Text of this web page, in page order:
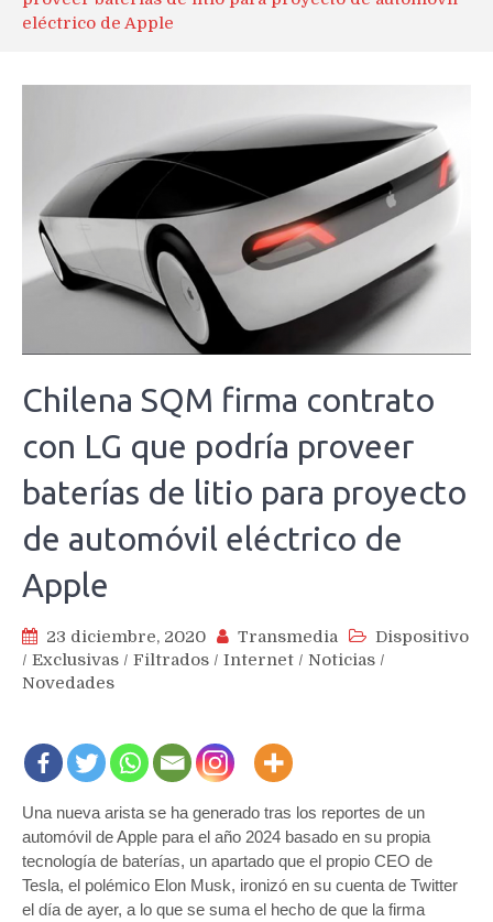
eléctrico de Apple
Chilena SQM firma contrato
con LG que podría proveer
baterías de litio para proyecto
de automóvil eléctrico de
Apple
23 diciembre, 2020 Transmedia
Dispositivo
/ Exclusivas / Filtrados / Internet / Noticias /
Novedades
Una nueva arista se ha generado tras los reportes de un
automóvil de Apple para el año 2024 basado en su propia
tecnología de baterías, un apartado que el propio CEO de
Tesla, el polémico Elon Musk, ironizó en su cuenta de Twitter
el día de ayer, a lo que se suma el hecho de que la firma